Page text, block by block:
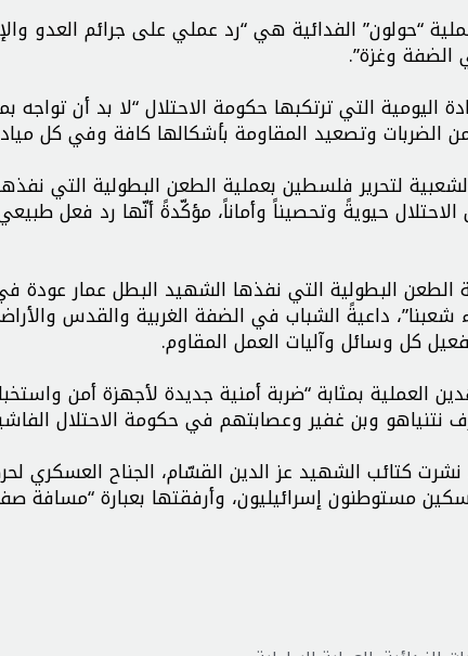
“حولون” الفدائية هي “رد عملي على جرائم العدو
الضفة وغزة”.
اليومية التي ترتكبها حكومة الاحتلال “لا بد أن تواجه
الضربات وتصعيد المقاومة بأشكالها كافة وفي كل
لتحرير فلسطين بعملية الطعن البطولية التي
حيويةً وتحصيناً وأماناً، مؤكّدةً أنّها رد فعل
الطعن البطولية التي نفذها الشهيد البطل عمار عودة
كل وسائل وآليات العمل المقاوم.
العملية بمثابة “ضربة أمنية جديدة لأجهزة أمن
نتنياهو وبن غفير وعصابتهم في حكومة الاحتلال
كتائب الشهيد عز الدين القسّام، الجناح
مستوطنون إسرائيليون، وأرفقتها بعبارة “مسافة